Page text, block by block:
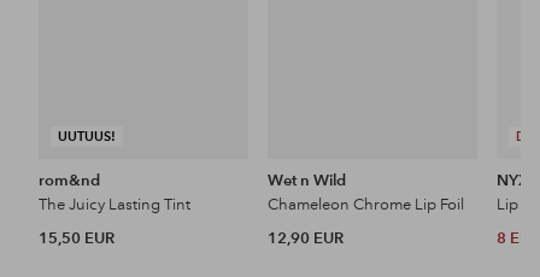
UUTUUS!
rom&nd
The Juicy Lasting Tint
15,50 EUR
Wet n Wild
Chameleon Chrome Lip Foil
12,90 EUR
NYX
Lip
8 EUR